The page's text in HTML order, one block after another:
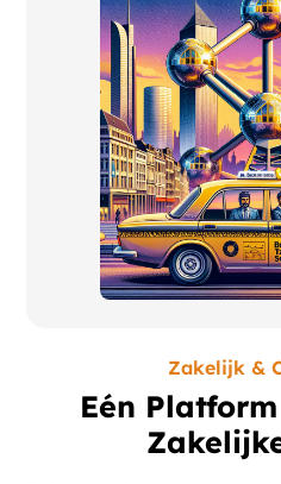
Zakelijk &
Eén